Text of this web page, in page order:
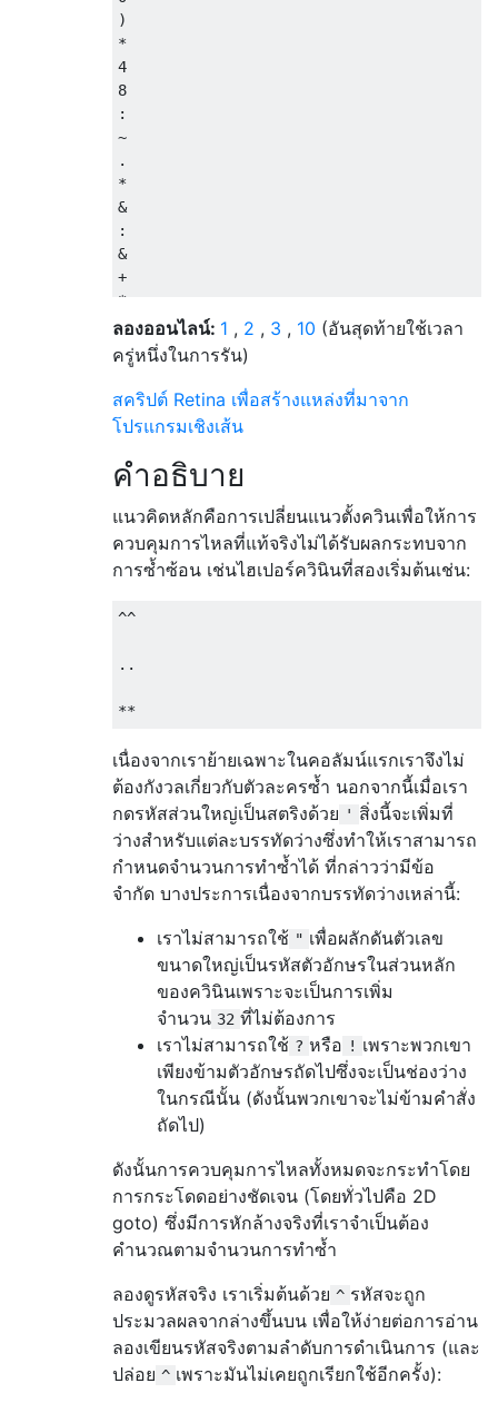
)
*
4
8
:
~
.
*
&
:
&
+
*
2
*
2
$
0
)
-
&
o
~
.
*
&
:
&
0
1
$
:
$
&
:
ลองออนไลน์: 1 , 2 , 3 , 10 (อันสุดท้ายใช้เวลา
ครู่หนึ่งในการรัน)
สคริปต์ Retina เพื่อสร้างแหล่งที่มาจาก
โปรแกรมเชิงเส้น
คำอธิบาย
แนวคิดหลักคือการเปลี่ยนแนวตั้งควินเพื่อให้การ
ควบคุมการไหลที่แท้จริงไม่ได้รับผลกระทบจาก
การซ้ำซ้อน เช่นไฮเปอร์ควินินที่สองเริ่มต้นเช่น:
^^
..
เนื่องจากเราย้ายเฉพาะในคอลัมน์แรกเราจึงไม่
ต้องกังวลเกี่ยวกับตัวละครซ้ำ นอกจากนี้เมื่อเรา
กดรหัสส่วนใหญ่เป็นสตริงด้วย ' สิ่งนี้จะเพิ่มที่
ว่างสำหรับแต่ละบรรทัดว่างซึ่งทำให้เราสามารถ
กำหนดจำนวนการทำซ้ำได้ ที่กล่าวว่ามีข้อ
จำกัด บางประการเนื่องจากบรรทัดว่างเหล่านี้:
เราไม่สามารถใช้ " เพื่อผลักดันตัวเลข
ขนาดใหญ่เป็นรหัสตัวอักษรในส่วนหลัก
ของควินินเพราะจะเป็นการเพิ่ม
จำนวน 32 ที่ไม่ต้องการ
เราไม่สามารถใช้ ? หรือ ! เพราะพวกเขา
เพียงข้ามตัวอักษรถัดไปซึ่งจะเป็นช่องว่าง
ในกรณีนั้น (ดังนั้นพวกเขาจะไม่ข้ามคำสั่ง
ถัดไป)
ดังนั้นการควบคุมการไหลทั้งหมดจะกระทำโดย
การกระโดดอย่างชัดเจน (โดยทั่วไปคือ 2D
goto) ซึ่งมีการหักล้างจริงที่เราจำเป็นต้อง
คำนวณตามจำนวนการทำซ้ำ
ลองดูรหัสจริง เราเริ่มต้นด้วย ^ รหัสจะถูก
ประมวลผลจากล่างขึ้นบน เพื่อให้ง่ายต่อการอ่าน
ลองเขียนรหัสจริงตามลำดับการดำเนินการ (และ
ปล่อย ^ เพราะมันไม่เคยถูกเรียกใช้อีกครั้ง):